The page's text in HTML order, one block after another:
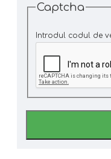
Captcha
Introdul codul de